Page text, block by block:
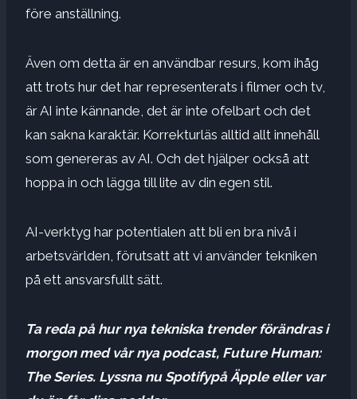
före anställning.
Även om detta är en användbar resurs, kom ihåg
att trots hur det har representerats i filmer och tv,
är AI inte kännande, det är inte ofelbart och det
kan sakna karaktär. Korrekturläs alltid allt innehåll
som genereras av AI. Och det hjälper också att
hoppa in och lägga till lite av din egen stil.
AI-verktyg har potentialen att bli en bra nivå i
arbetsvärlden, förutsatt att vi använder tekniken
på ett ansvarsfullt sätt.
Ta reda på hur nya tekniska trender förändras i
morgon med vår nya podcast, Future Human:
The Series. Lyssna nu Spotifypå Äpple eller var